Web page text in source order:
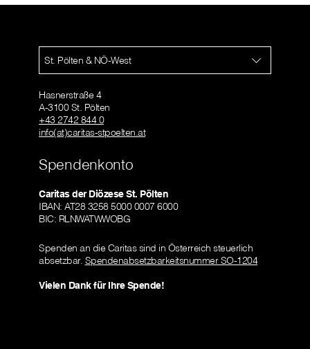
St. Pölten & NÖ-West
Hasnerstraße 4
A-3100 St. Pölten
+43 2742 844 0
info(at)caritas-stpoelten.at
Spendenkonto
Caritas der Diözese St. Pölten
IBAN: AT28 3258 5000 0007 6000
BIC: RLNWATWWOBG
Spenden an die Caritas sind in Österreich steuerlich
absetzbar. Spendenabsetzbarkeitsnummer SO-1204
Vielen Dank für Ihre Spende!